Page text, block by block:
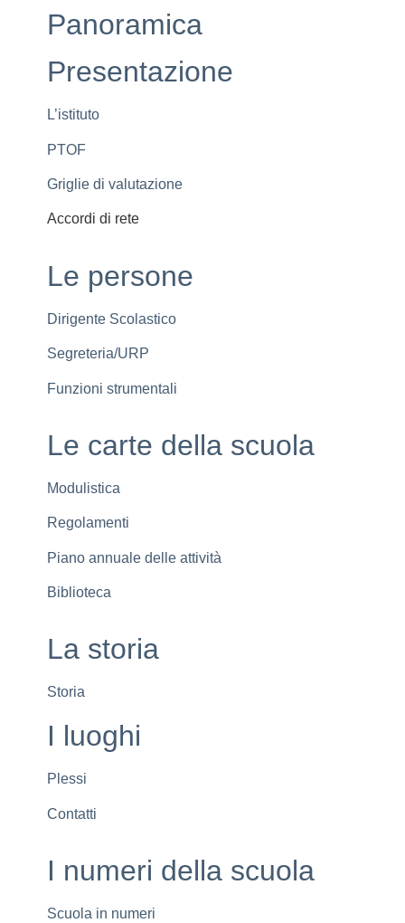
Panoramica
Presentazione
L’istituto
PTOF
Griglie di valutazione
Accordi di rete
Le persone
Dirigente Scolastico
Segreteria/URP
Funzioni strumentali
Le carte della scuola
Modulistica
Regolamenti
Piano annuale delle attività
Biblioteca
La storia
Storia
I luoghi
Plessi
Contatti
I numeri della scuola
Scuola in numeri